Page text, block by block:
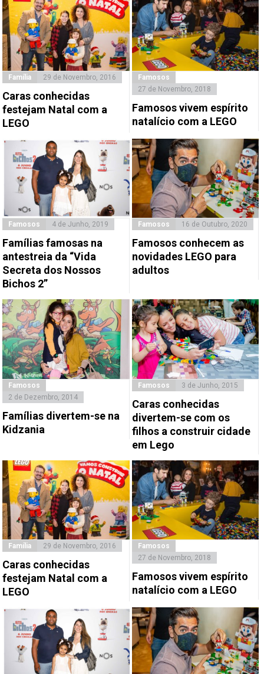
Família 29 de Novembro, 2016
Caras conhecidas
festejam Natal com a
LEGO
Famosos
27 de Novembro, 2018
Famosos vivem espírito
natalício com a LEGO
Famosos 4 de Junho, 2019
Famílias famosas na
antestreia da “Vida
Secreta dos Nossos
Bichos 2”
Famosos 16 de Outubro, 2020
Famosos conhecem as
novidades LEGO para
adultos
Famosos
2 de Dezembro, 2014
Famílias divertem-se na
Kidzania
Famosos 3 de Junho, 2015
Caras conhecidas
divertem-se com os
filhos a construir cidade
em Lego
Família 29 de Novembro, 2016
Caras conhecidas
festejam Natal com a
LEGO
Famosos
27 de Novembro, 2018
Famosos vivem espírito
natalício com a LEGO